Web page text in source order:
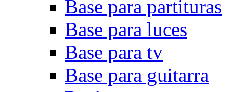
Base para partituras
Base para luces
Base para tv
Base para guitarra